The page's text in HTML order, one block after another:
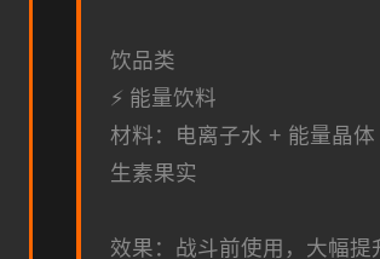
饮品类
⚡ 能量饮料
材料：电离子水 + 能量晶体
生素果实
效果：战斗前使用，大幅提